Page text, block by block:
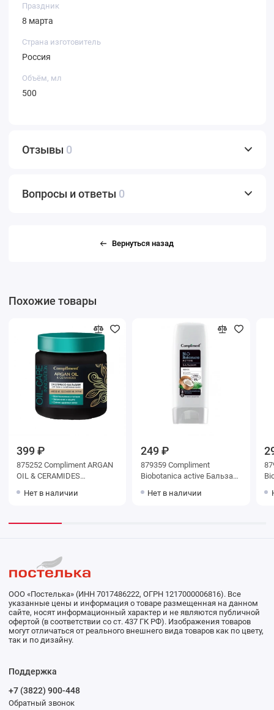
Праздник
8 марта
Страна изготовитель
Россия
Объём, мл
500
Отзывы 0
Вопросы и ответы 0
Вернуться назад
Похожие товары
399 ₽
875252 Compliment ARGAN
OIL & CERAMIDES
сухих и ослабленных
Нет в наличии
249 ₽
879359 Compliment
Biobotanica active Бальзам
окрашенных волос
Нет в наличии
ООО «Постелька» (ИНН 7017486222, ОГРН 1217000006816). Все
указанные цены и информация о товаре размещенная на данном
сайте, носят информационный характер и не являются публичной
офертой (в соответствии со ст. 437 ГК РФ). Изображения товаров
могут отличаться от реального внешнего вида товаров как по цвету,
так и по дизайну.
Поддержка
+7 (3822) 900-448
Обратный звонок